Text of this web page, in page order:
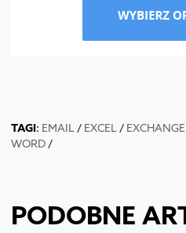
TAGI: EMAIL/ EXCEL/ EXCHANGE
WORD/
PODOBNE